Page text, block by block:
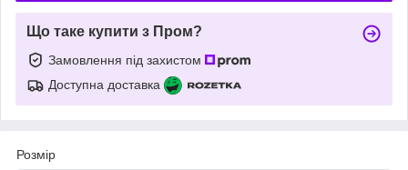
Що таке купити з Пром?
Замовлення під захистом
Доступна доставка
Розмір